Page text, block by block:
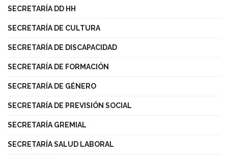
SECRETARÍA DD HH
SECRETARÍA DE CULTURA
SECRETARÍA DE DISCAPACIDAD
SECRETARÍA DE FORMACIÓN
SECRETARÍA DE GÉNERO
SECRETARÍA DE PREVISIÓN SOCIAL
SECRETARÍA GREMIAL
SECRETARÍA SALUD LABORAL